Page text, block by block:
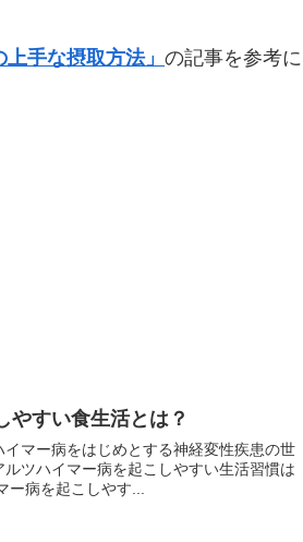
手な摂取方法」 の記事を参考に
やすい食生活とは？
マー病をはじめとする神経変性疾患の世
ツハイマー病を起こしやすい生活習慣は
病を起こしやす...